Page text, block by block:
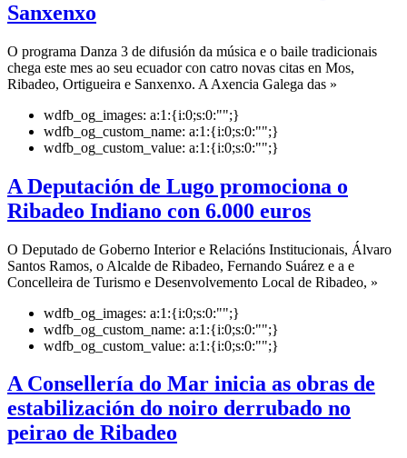
Sanxenxo
O programa Danza 3 de difusión da música e o baile tradicionais
chega este mes ao seu ecuador con catro novas citas en Mos,
Ribadeo, Ortigueira e Sanxenxo. A Axencia Galega das »
wdfb_og_images: a:1:{i:0;s:0:"";}
wdfb_og_custom_name: a:1:{i:0;s:0:"";}
wdfb_og_custom_value: a:1:{i:0;s:0:"";}
A Deputación de Lugo promociona o
Ribadeo Indiano con 6.000 euros
O Deputado de Goberno Interior e Relacións Institucionais, Álvaro
Santos Ramos, o Alcalde de Ribadeo, Fernando Suárez e a e
Concelleira de Turismo e Desenvolvemento Local de Ribadeo, »
wdfb_og_images: a:1:{i:0;s:0:"";}
wdfb_og_custom_name: a:1:{i:0;s:0:"";}
wdfb_og_custom_value: a:1:{i:0;s:0:"";}
A Consellería do Mar inicia as obras de
estabilización do noiro derrubado no
peirao de Ribadeo